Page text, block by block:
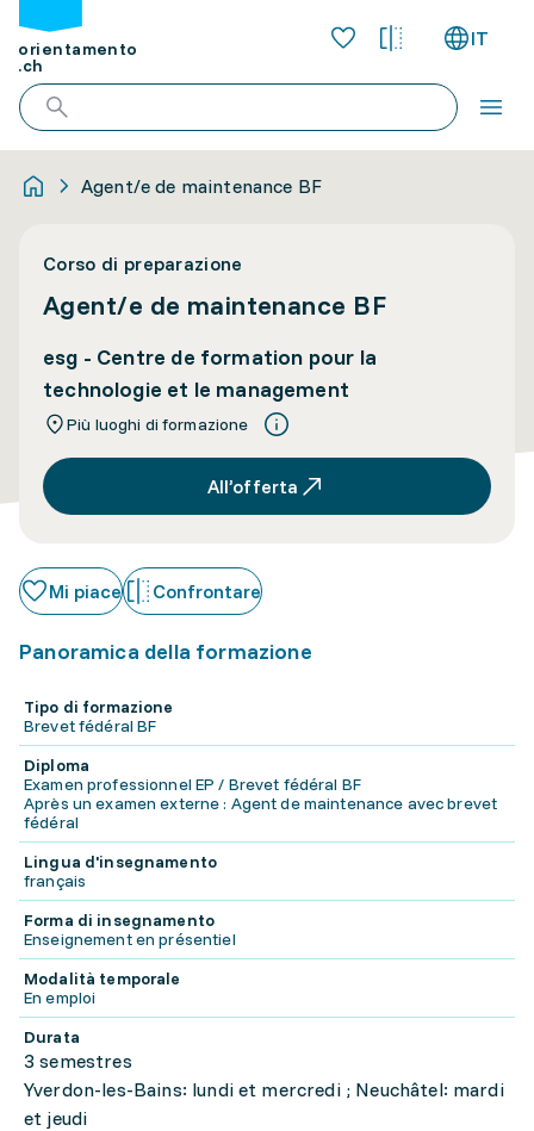
orientamento
.ch
IT
Agent/e de maintenance BF
Corso di preparazione
Agent/e de maintenance BF
esg - Centre de formation pour la
technologie et le management
Più luoghi di formazione
All’offerta
Mi piace Confrontare
Panoramica della formazione
Tipo di formazione
Brevet fédéral BF
Diploma
Examen professionnel EP / Brevet fédéral BF
Après un examen externe : Agent de maintenance avec brevet
fédéral
Lingua d'insegnamento
français
Forma di insegnamento
Enseignement en présentiel
Modalità temporale
En emploi
Durata
3 semestres
Yverdon-les-Bains: lundi et mercredi ; Neuchâtel: mardi
et jeudi